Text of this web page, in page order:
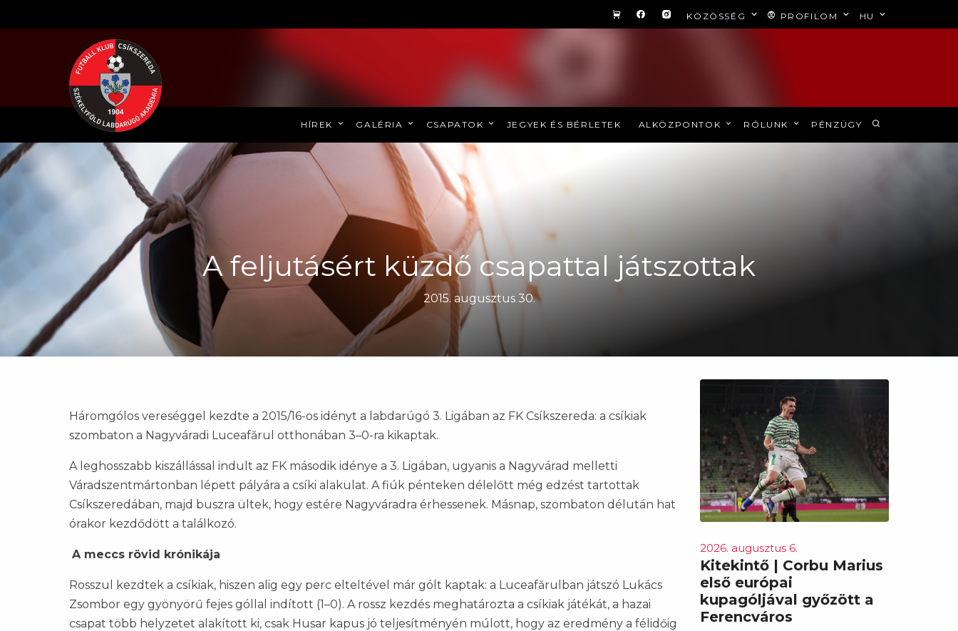
KÖZÖSSÉG PROFILOM HU
HÍREK GALÉRIA CSAPATOK JEGYEK ÉS BÉRLETEK ALKÖZPONTOK RÓLUNK PÉNZÜGY
A feljutásért küzdő csapattal játszottak
2015. augusztus 30.
Háromgólos vereséggel kezdte a 2015/16-os idényt a labdarúgó 3. Ligában az FK Csíkszereda: a csíkiak
szombaton a Nagyváradi Luceafărul otthonában 3–0-ra kikaptak.
A leghosszabb kiszállással indult az FK második idénye a 3. Ligában, ugyanis a Nagyvárad melletti
Váradszentmártonban lépett pályára a csíki alakulat. A fiúk pénteken délelőtt még edzést tartottak
Csíkszeredában, majd buszra ültek, hogy estére Nagyváradra érhessenek. Másnap, szombaton délután hat
órakor kezdődött a találkozó.
A meccs rövid krónikája
Rosszul kezdtek a csíkiak, hiszen alig egy perc elteltével már gólt kaptak: a Luceafărulban játszó Lukács
Zsombor egy gyönyörű fejes góllal indított (1–0). A rossz kezdés meghatározta a csíkiak játékát, a hazai
csapat több helyzetet alakított ki, csak Husar kapus jó teljesítményén múlott, hogy az eredmény a félidőig
2026. augusztus 6.
Kitekintő | Corbu Marius
első európai
kupagóljával győzött a
Ferencváros